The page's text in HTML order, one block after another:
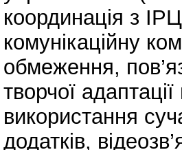
координація з
комунікаційну
обмеження,
творчої
використання
додатків,